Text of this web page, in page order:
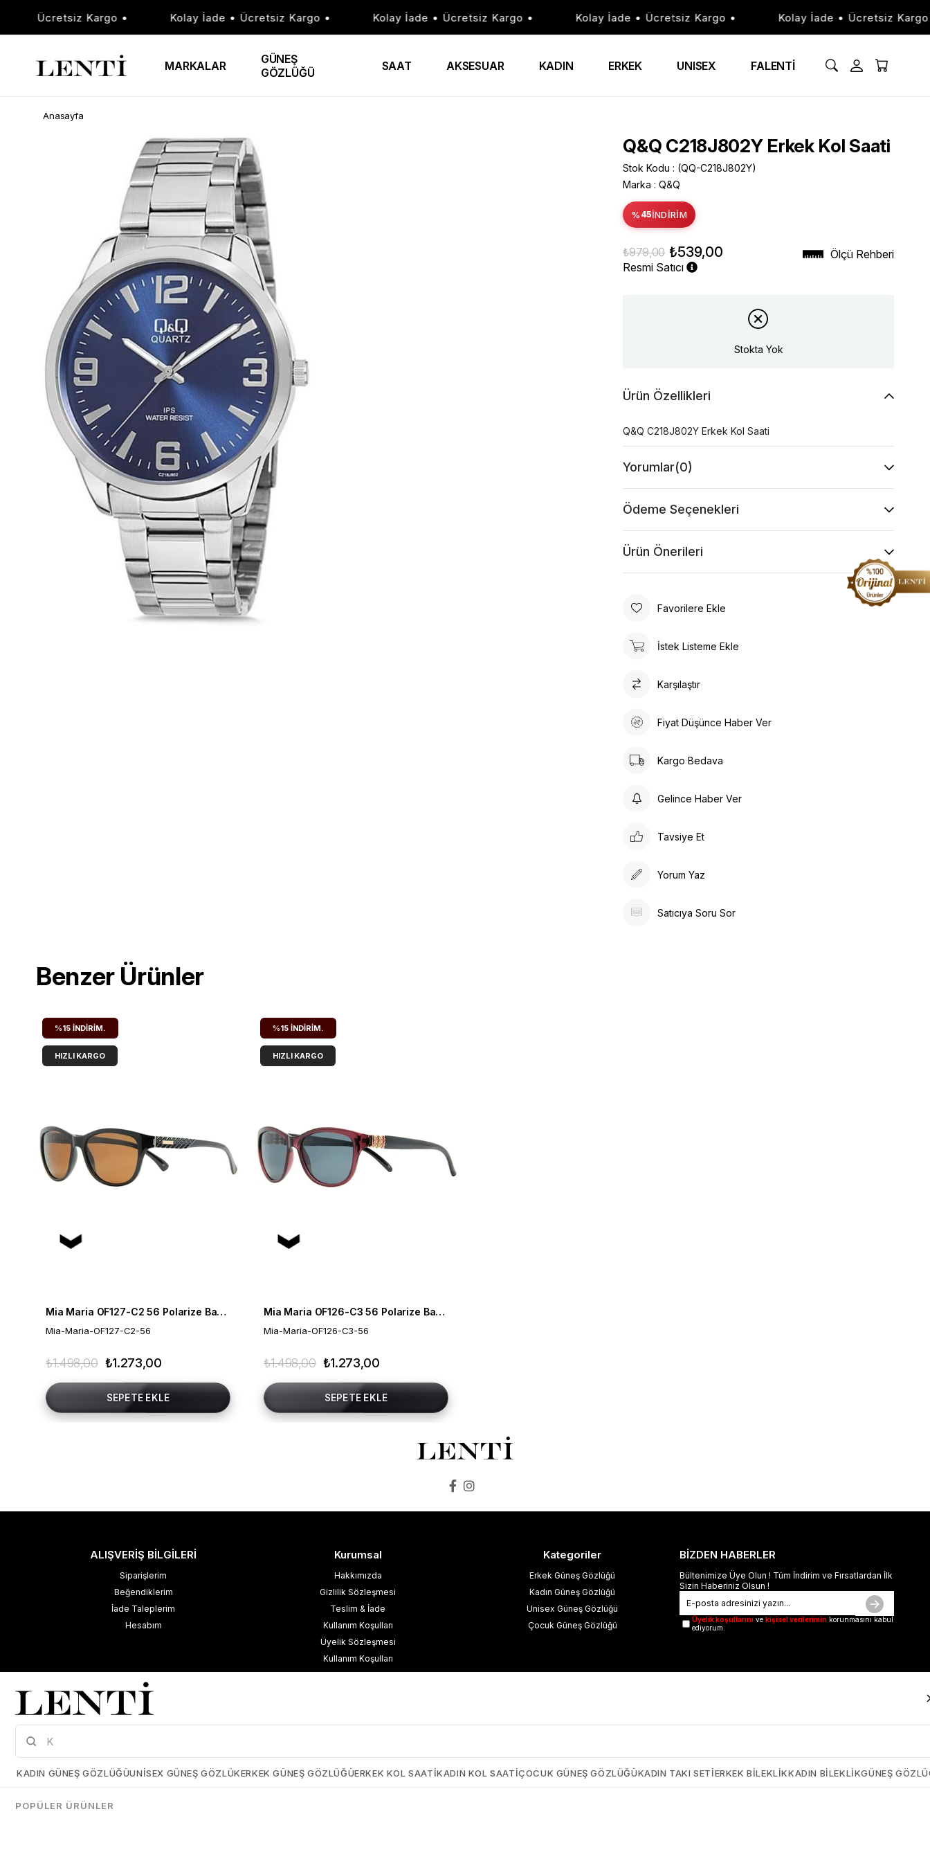
• Ücretsiz Kargo • Kolay İade • Ücretsiz Kargo • Kolay İade • Ücretsiz Kargo • Kolay İade • Ücretsiz Kargo • Kolay İade • Ücretsiz Kargo •
MARKALAR
GÜNEŞ
GÖZLÜĞÜ
SAAT AKSESUAR KADIN ERKEK UNISEX FALENTİ
Anasayfa
Q&Q C218J802Y Erkek Kol Saati
Stok Kodu
(QQ-C218J802Y)
Marka : Q&Q
% 45İNDIRIM
₺979,00 ₺539,00
Resmi Satıcı
Ölçü Rehberi
Stokta Yok
Ürün Özellikleri
Q&Q C218J802Y Erkek Kol Saati
Yorumlar(0)
Ödeme Seçenekleri
Ürün Önerileri
Favorilere Ekle
İstek Listeme Ekle
Karşılaştır
Fiyat Düşünce Haber Ver
Kargo Bedava
Gelince Haber Ver
Tavsiye Et
Yorum Yaz
Satıcıya Soru Sor
Benzer Ürünler
Mia Maria OF127-C2 56 Polarize Bayan Güneş Gözlüğü
Mia-Maria-OF127-C2-56
₺1.273,00
₺1.498,00
SEPETE EKLE
%15 İNDIRIM.
HIZLI KARGO
Mia Maria OF126-C3 56 Polarize Bayan Güneş Gözlüğü
Mia-Maria-OF126-C3-56
₺1.273,00
₺1.498,00
SEPETE EKLE
%15 İNDIRIM.
HIZLI KARGO
ALIŞVERİŞ BİLGİLERİ
Siparişlerim
Beğendiklerim
İade Taleplerim
Hesabım
Kurumsal
Hakkımızda
Gizlilik Sözleşmesi
Teslim & İade
Kullanım Koşulları
Üyelik Sözleşmesi
Kullanım Koşulları
Mesafeli Satış Sözleşmesi
Blog
Kategoriler
Erkek Güneş Gözlüğü
Kadın Güneş Gözlüğü
Unisex Güneş Gözlüğü
Çocuk Güneş Gözlüğü
BİZDEN HABERLER
Bültenimize Üye Olun ! Tüm İndirim ve Fırsatlardan İlk
Sizin Haberiniz Olsun !
Üyelik koşullarını ve kişisel verilerimin korunmasını kabul
ediyorum.
Çerez Kullanımı
kullanmaktayız. Detaylı bilgi için kişisel verilerin korunması hakkında
açıklama metnimizi inceleyebilirsiniz.
KADIN GÜNEŞ GÖZLÜĞÜUNISEX GÜNEŞ GÖZLÜKERKEK GÜNEŞ GÖZLÜĞÜERKEK KOL SAATIKADIN KOL SAATIÇOCUK GÜNEŞ GÖZLÜĞÜKADIN TAKI SETIERKEK BILEKLIKKADIN BILEKLIKGÜNEŞ
POPÜLER ÜRÜNLER